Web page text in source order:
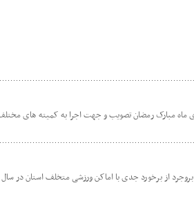
ماه مبارک رمضان تصویب و جهت اجرا به کمیته های
از برخورد جدی با اماکن ورزشی متخلف استان در سال 98 خبر داد.